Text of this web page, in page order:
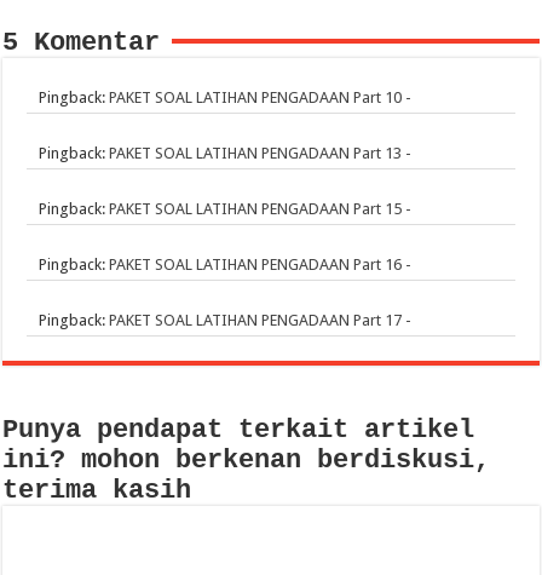
5 Komentar
Pingback:PAKET SOAL LATIHAN PENGADAAN Part 10 -
Pingback:PAKET SOAL LATIHAN PENGADAAN Part 13 -
Pingback:PAKET SOAL LATIHAN PENGADAAN Part 15 -
Pingback:PAKET SOAL LATIHAN PENGADAAN Part 16 -
Pingback:PAKET SOAL LATIHAN PENGADAAN Part 17 -
Punya pendapat terkait artikel
ini? mohon berkenan berdiskusi,
terima kasih